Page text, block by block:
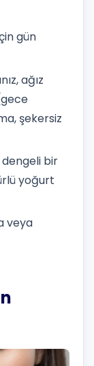
gün
ağız
şekersiz
dengeli bir
yoğurt
veya